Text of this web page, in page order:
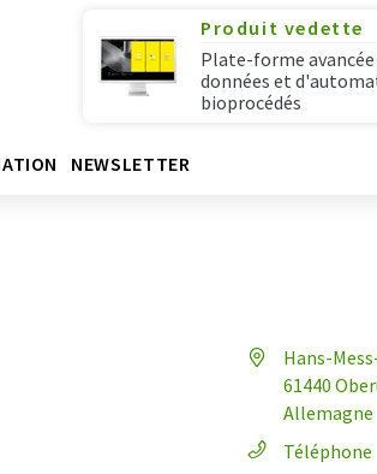
Produit vedette
Plate-forme
données et
bioprocédés
NEWSLETTER
Hans-
61440
Allemagne
Téléphone